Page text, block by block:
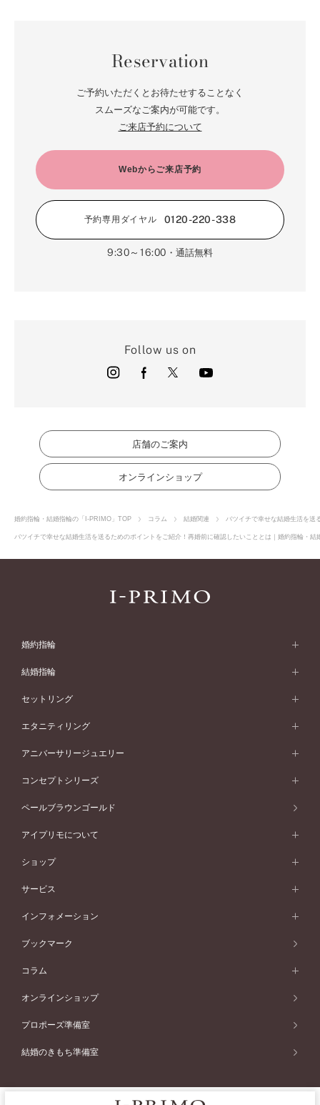
Reservation
ご予約いただくとお待たせすることなく
スムーズなご案内が可能です。
ご来店予約について
Webからご来店予約
予約専用ダイヤル 0120-220-338
9:30～16:00 ・通話無料
Follow us on
店舗のご案内
オンラインショップ
婚約指輪・結婚指輪の「I-PRIMO」TOP コラム 結婚関連 バツイチで幸せな結婚生活を送
バツイチで幸せな結婚生活を送るためのポイントをご紹介！再婚前に確認したいこととは｜婚約指輪
婚約指輪
婚約指輪 (エンゲージリング)
婚約指輪一覧
ピンクゴールド
ペールブラウンゴールド
ウェーブライン
V字ライン
ワンサイドメレ
ダブルサイドメレ
フェミニン
モード
50万円台～
40万円台～
30万円台～
婚約指輪 人気ランキング
婚約ネックレス
ダイヤモンドシェイプコレクション
パーフェクトプロポーズリング
ダイヤモンドプロポーズ
結婚指輪
結婚指輪 (マリッジリング)
結婚指輪一覧
ピンクゴールド
ペールブラウンゴールド
ウェーブライン
V字ライン
ワンメレ
セベラルメレ
フェミニン
モード
50万円～
40万円～50万円
30万円～40万円
セットリング
セットリング
セットリング一覧
ピンクゴールド
ペールブラウンゴールド
エタニティリング
エタニティリング
エタニティリング一覧
ピンクゴールド
ペールブラウンゴールド
アニバーサリージュエリー
アニバーサリージュエリー
アニバーサリージュエリー一覧
ファッションリング
ブレスレット
コンセプトシリーズ
コンセプトシリーズ
オリジンビリーフ
エトワル
スワハ
プレミオン
ペールブラウンゴールド
アイプリモについて
アイプリモについて
パーソナルハンド診断
デザインへのこだわり
ショップ
店舗一覧
北海道
札幌店
サービス
プロポーズサポート
サービス
インフォメーション
ご来店予約について
ニュース一覧
ブックマーク
コラム
コラム
結婚指輪
オンラインショップ
プロポーズ準備室
結婚のきもち準備室